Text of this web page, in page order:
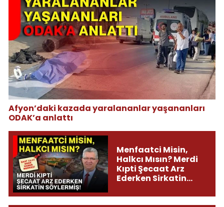
Afyon’daki kazada yaralananlar yaşananları
ODAK’a anlattı
Menfaatci Misin,
Halkcı Mısın? Merdi
Kıpti Şecaat Arz
Ederken Sirkatin